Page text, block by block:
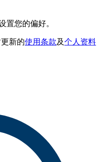
置您的偏好。
新的使用条款及个人资料